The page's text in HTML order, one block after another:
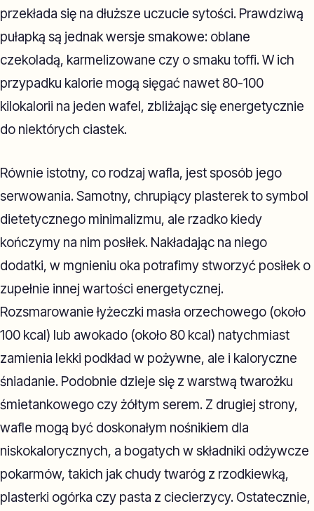
przekłada się na dłuższe uczucie sytości. Prawdziwą
pułapką są jednak wersje smakowe: oblane
czekoladą, karmelizowane czy o smaku toffi. W ich
przypadku kalorie mogą sięgać nawet 80-100
kilokalorii na jeden wafel, zbliżając się energetycznie
do niektórych ciastek.
Równie istotny, co rodzaj wafla, jest sposób jego
serwowania. Samotny, chrupiący plasterek to symbol
dietetycznego minimalizmu, ale rzadko kiedy
kończymy na nim posiłek. Nakładając na niego
dodatki, w mgnieniu oka potrafimy stworzyć posiłek o
zupełnie innej wartości energetycznej.
Rozsmarowanie łyżeczki masła orzechowego (około
100 kcal) lub awokado (około 80 kcal) natychmiast
zamienia lekki podkład w pożywne, ale i kaloryczne
śniadanie. Podobnie dzieje się z warstwą twarożku
śmietankowego czy żółtym serem. Z drugiej strony,
wafle mogą być doskonałym nośnikiem dla
niskokalorycznych, a bogatych w składniki odżywcze
pokarmów, takich jak chudy twaróg z rzodkiewką,
plasterki ogórka czy pasta z ciecierzycy. Ostatecznie,